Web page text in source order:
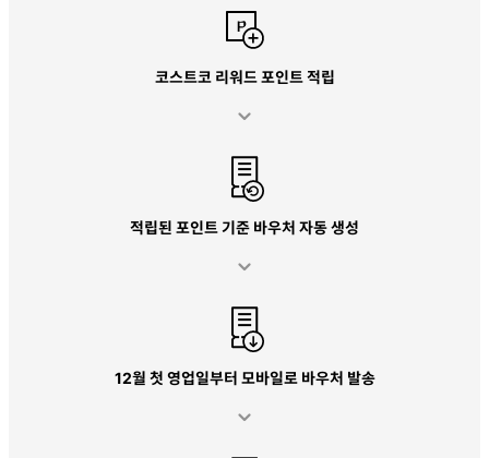
코스트코 리워드 포인트 적립
적립된 포인트 기준 바우처 자동 생성
12월 첫 영업일부터 모바일로 바우처 발송